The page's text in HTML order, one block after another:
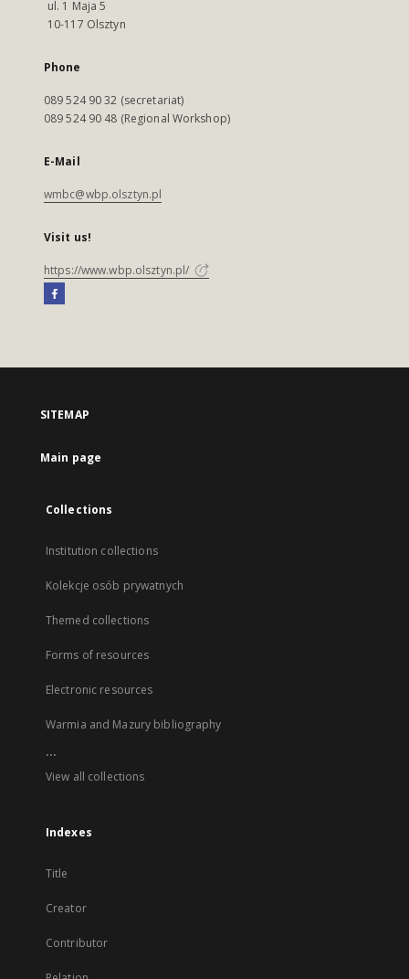
ul. 1 Maja 5
10-117 Olsztyn
Phone
089 524 90 32 (secretariat)
089 524 90 48 (Regional Workshop)
E-Mail
wmbc@wbp.olsztyn.pl
Visit us!
https://www.wbp.olsztyn.pl/
SITEMAP
Main page
Collections
Institution collections
Kolekcje osób prywatnych
Themed collections
Forms of resources
Electronic resources
Warmia and Mazury bibliography
...
View all collections
Indexes
Title
Creator
Contributor